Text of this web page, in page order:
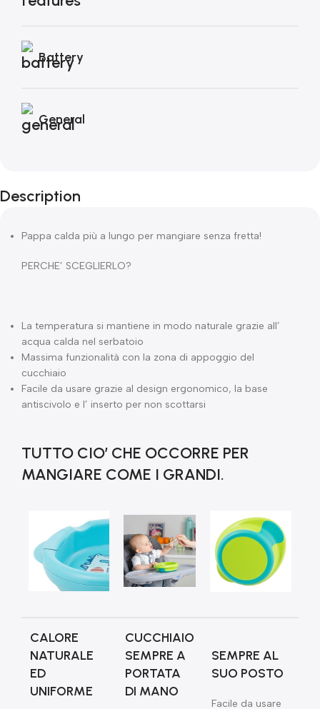
Battery
General
Description
Pappa calda più a lungo per mangiare senza fretta!
PERCHE’ SCEGLIERLO?
La temperatura si mantiene in modo naturale grazie all’
acqua calda nel serbatoio
Massima funzionalità con la zona di appoggio del
cucchiaio
Facile da usare grazie al design ergonomico, la base
antiscivolo e l’ inserto per non scottarsi
TUTTO CIO’ CHE OCCORRE PER
MANGIARE COME I GRANDI.
CALORE
NATURALE
ED
UNIFORME
CUCCHIAIO
SEMPRE A
PORTATA
DI MANO
SEMPRE AL
SUO POSTO
Facile da usare